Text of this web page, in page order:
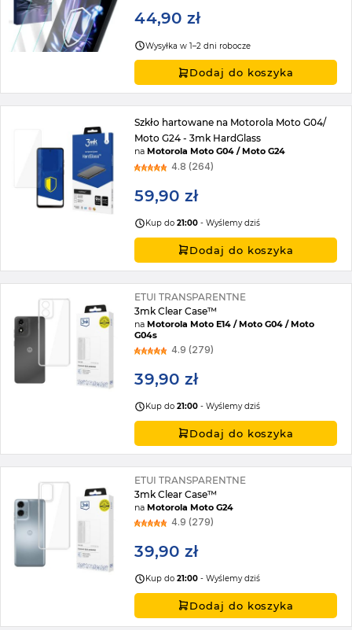
44,90 zł
Wysyłka w 1–2 dni robocze
Dodaj do koszyka
Szkło hartowane na Motorola Moto G04/
Moto G24 - 3mk HardGlass
naMotorola Moto G04 / Moto G24
4.8 (264)
59,90 zł
Kup do21:00 - Wyślemy dziś
Dodaj do koszyka
ETUI TRANSPARENTNE
3mk Clear Case™
naMotorola Moto E14 / Moto G04 / Moto
G04s
4.9 (279)
39,90 zł
Kup do21:00 - Wyślemy dziś
Dodaj do koszyka
ETUI TRANSPARENTNE
3mk Clear Case™
naMotorola Moto G24
4.9 (279)
39,90 zł
Kup do21:00 - Wyślemy dziś
Dodaj do koszyka